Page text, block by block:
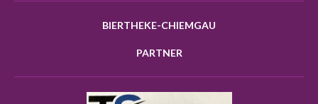
BIERTHEKE-CHIEMGAU
PARTNER